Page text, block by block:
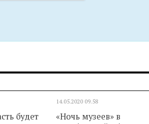
будет
14.05.2020 09.58
«Ночь музеев» в